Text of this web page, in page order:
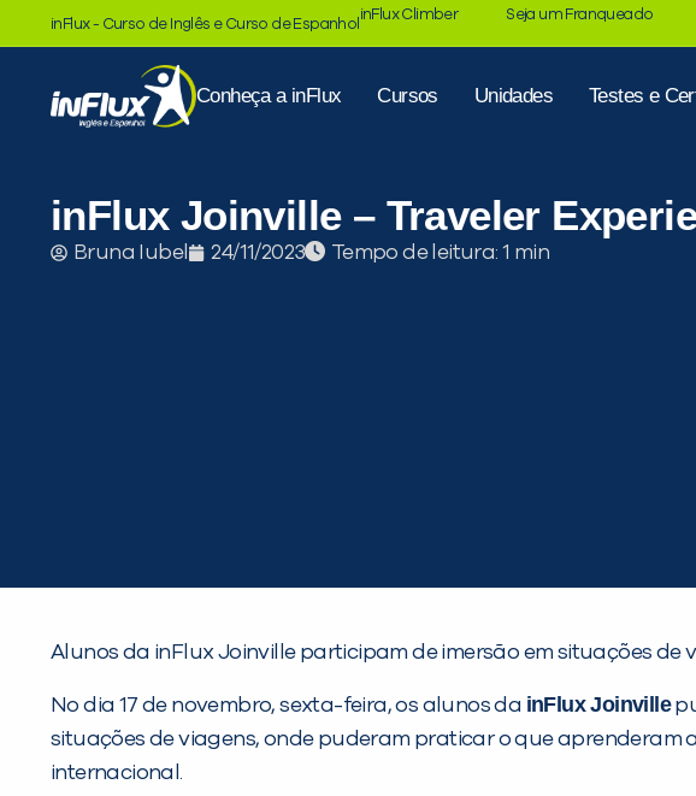
inFlux - Curso de Inglês e Curso de Espanhol
inFlux Climber Seja um Franqueado
Conheça a inFlux Cursos Unidades Testes e
inFlux Joinville – Traveler
Bruna Iubel 24/11/2023 Tempo de leitura:
Alunos da inFlux Joinville participam de imersão em situações de
No dia 17 de novembro, sexta-feira, os alunos da inFlux Joinville
situações de viagens, onde puderam praticar o que
internacional.